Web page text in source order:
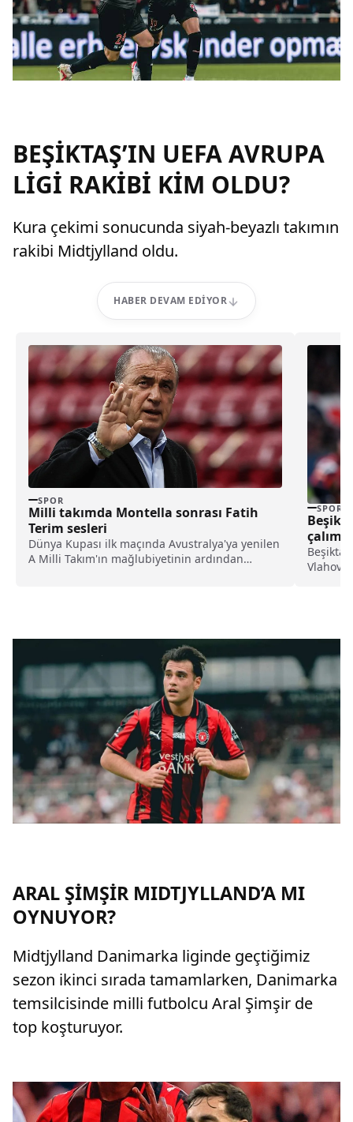
BEŞİKTAŞ’IN UEFA AVRUPA
LİGİ RAKİBİ KİM OLDU?
Kura çekimi sonucunda siyah-beyazlı takımın
rakibi Midtjylland oldu.
HABER DEVAM EDIYOR
SPOR
Milli takımda Montella sonrası Fatih
Terim sesleri
Dünya Kupası ilk maçında Avustralya'ya yenilen
A Milli Takım'ın mağlubiyetinin ardından
SPOR
ARAL ŞİMŞİR MIDTJYLLAND’A MI
OYNUYOR?
Midtjylland Danimarka liginde geçtiğimiz
sezon ikinci sırada tamamlarken, Danimarka
temsilcisinde milli futbolcu Aral Şimşir de
top koşturuyor.